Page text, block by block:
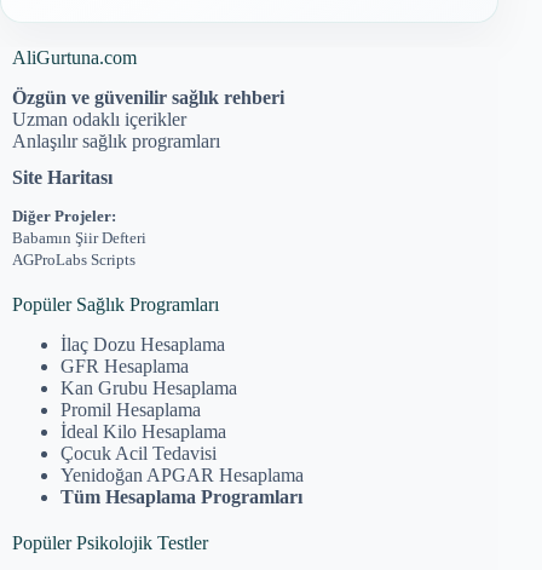
AliGurtuna.com
Özgün ve güvenilir sağlık rehberi
Uzman odaklı içerikler
Anlaşılır sağlık programları
Site Haritası
Diğer Projeler:
Babamın Şiir Defteri
AGProLabs Scripts
Popüler Sağlık Programları
İlaç Dozu Hesaplama
GFR Hesaplama
Kan Grubu Hesaplama
Promil Hesaplama
İdeal Kilo Hesaplama
Çocuk Acil Tedavisi
Yenidoğan APGAR Hesaplama
Tüm Hesaplama Programları
Popüler Psikolojik Testler